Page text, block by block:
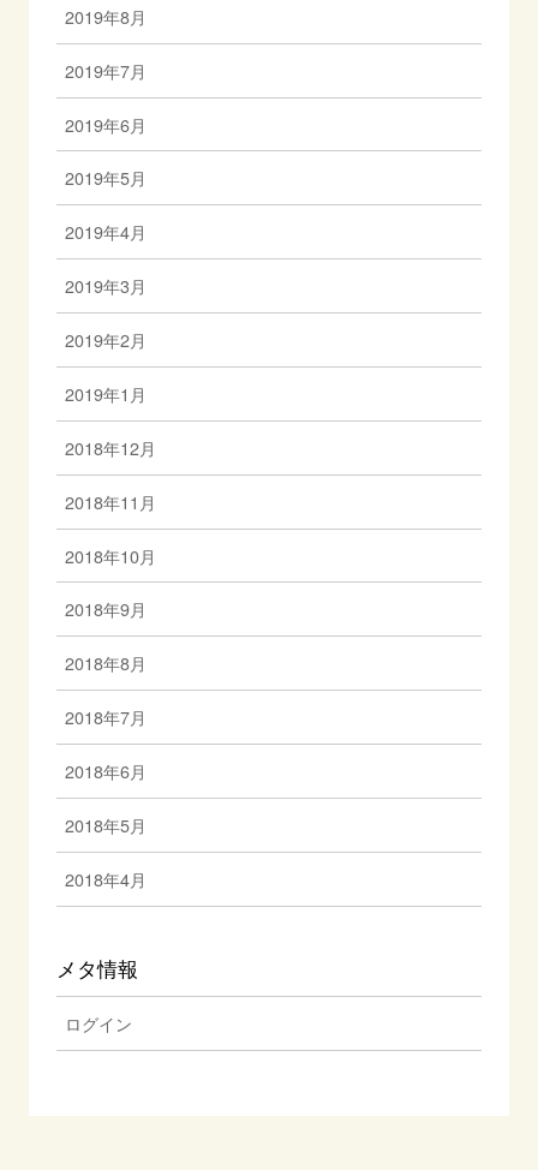
2019年8月
2019年7月
2019年6月
2019年5月
2019年4月
2019年3月
2019年2月
2019年1月
2018年12月
2018年11月
2018年10月
2018年9月
2018年8月
2018年7月
2018年6月
2018年5月
2018年4月
メタ情報
ログイン